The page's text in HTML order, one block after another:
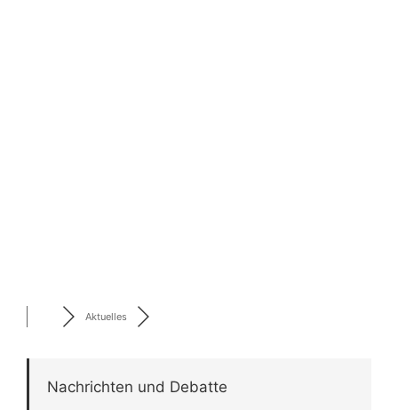
Aktuelles
Nachrichten und Debatte